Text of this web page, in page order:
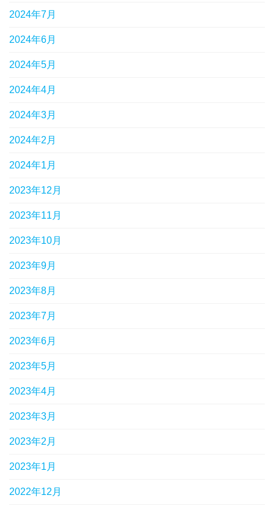
2024年7月
2024年6月
2024年5月
2024年4月
2024年3月
2024年2月
2024年1月
2023年12月
2023年11月
2023年10月
2023年9月
2023年8月
2023年7月
2023年6月
2023年5月
2023年4月
2023年3月
2023年2月
2023年1月
2022年12月